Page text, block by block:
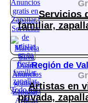
Servicios
familiar,
Región de
Artistas en
privada,